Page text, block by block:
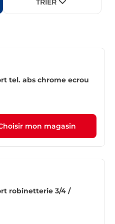
TRIER
tel. abs chrome ecrou
mon magasin
robinetterie 3/4 /